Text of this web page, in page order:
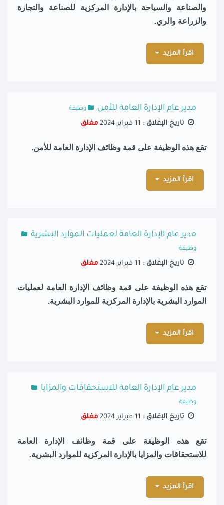
والصناعة والسياحة بالإدارة المركزية للصناعة والتجارة
والزراعة والري.
اقرأ المزيد
مدير عام الإدارة العامة للأمن وظيفة
تاريخ الإغلاق : مغلق
تقع هذه الوظيفة على قمة وظائف الإدارة العامة للأمن.
اقرأ المزيد
مدير عام الإدارة العامة لعمليات الموارد البشرية
وظيفة
تاريخ الإغلاق : مغلق
تقع هذه الوظيفة على قمة وظائف الإدارة العامة لعمليات
الموارد البشرية بالإدارة المركزية للموارد البشرية.
اقرأ المزيد
مدير عام الإدارة العامة للاستحقاقات والمزايا
وظيفة
تاريخ الإغلاق : مغلق
تقع هذه الوظيفة على قمة وظائف الإدارة العامة
للاستحقاقات والمزايا بالإدارة المركزية للموارد البشرية.
اقرأ المزيد